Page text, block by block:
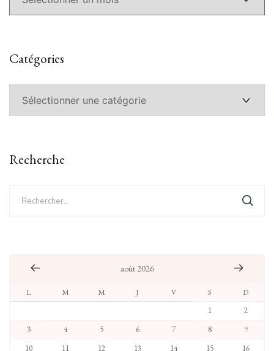
Catégories
Recherche
août 2026
L M M J V S
D
1
2
3
4 5 6 7 8
9
10
11 12 13 14 15 16